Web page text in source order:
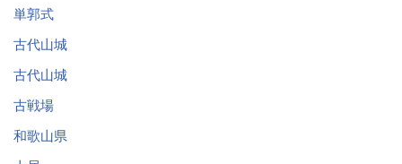
単郭式
古代山城
古代山城
古戦場
和歌山県